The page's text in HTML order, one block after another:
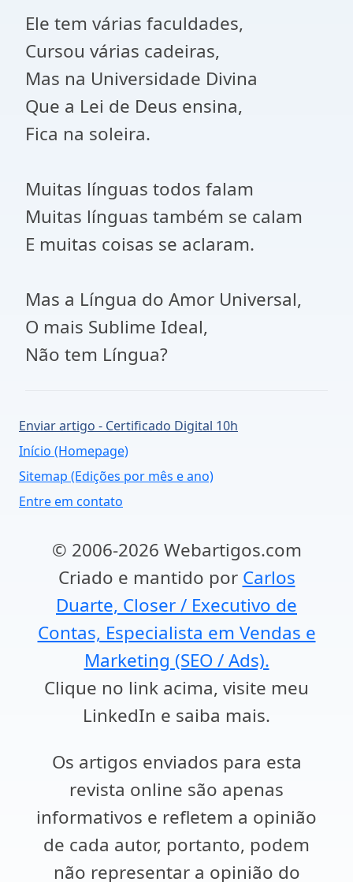
Ele tem várias faculdades,
Cursou várias cadeiras,
Mas na Universidade Divina
Que a Lei de Deus ensina,
Fica na soleira.
Muitas línguas todos falam
Muitas línguas também se calam
E muitas coisas se aclaram.
Mas a Língua do Amor Universal,
O mais Sublime Ideal,
Não tem Língua?
Enviar artigo - Certificado Digital 10h
Início (Homepage)
Sitemap (Edições por mês e ano)
Entre em contato
© 2006-2026 Webartigos.com
Criado e mantido por Carlos
Duarte, Closer / Executivo de
Contas, Especialista em Vendas e
Marketing (SEO / Ads).
Clique no link acima, visite meu
LinkedIn e saiba mais.
Os artigos enviados para esta
revista online são apenas
informativos e refletem a opinião
de cada autor, portanto, podem
não representar a opinião do